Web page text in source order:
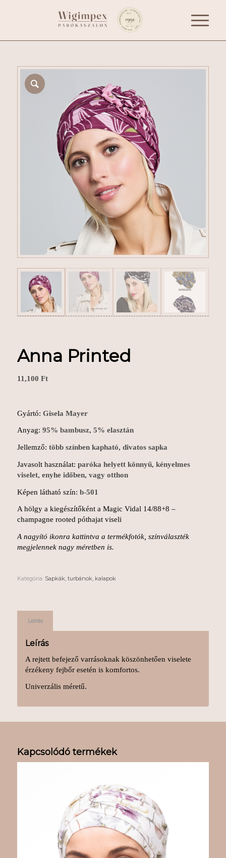
Anna Printed
11,100 Ft
Gyártó: Gisela Mayer
Anyag: 95% bambusz, 5% elasztán
Jellemző: több színben kapható, divatos sapka
Javasolt használat: paróka helyett könnyű, kényelmes
viselet, enyhe időben, vagy otthon
Képen látható szín: b-501
A hölgy a kiegészítőként a Magic Vidal 14/88+8 –
champagne rooted póthajat viseli
A nagyító ikonra kattintva a termékfotók, színválaszték
megjelennek nagy méretben is.
Kategória: Sapkák, turbánok, kalapok
Leírás
Leírás
A rejtett befejező varrásoknak köszönhetően viselete
érzékeny fejbőr esetén is komfortos.
Univerzális méretű.
Kapcsolódó termékek